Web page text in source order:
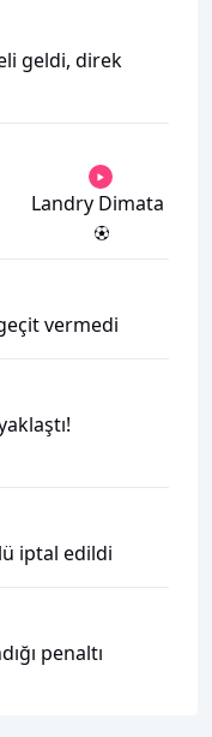
geldi, direk
Landry Dimata
vermedi
iptal edildi
penaltı